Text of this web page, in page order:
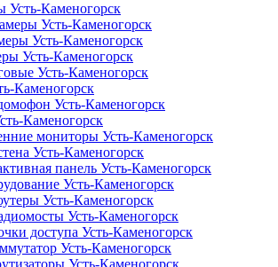
Усть-Каменогорск
Усть-Каменогорск
Усть-Каменогорск
Усть-Каменогорск
Усть-Каменогорск
Каменогорск
Усть-Каменогорск
Каменогорск
мониторы Усть-Каменогорск
Усть-Каменогорск
панель Усть-Каменогорск
Усть-Каменогорск
Усть-Каменогорск
Усть-Каменогорск
доступа Усть-Каменогорск
Усть-Каменогорск